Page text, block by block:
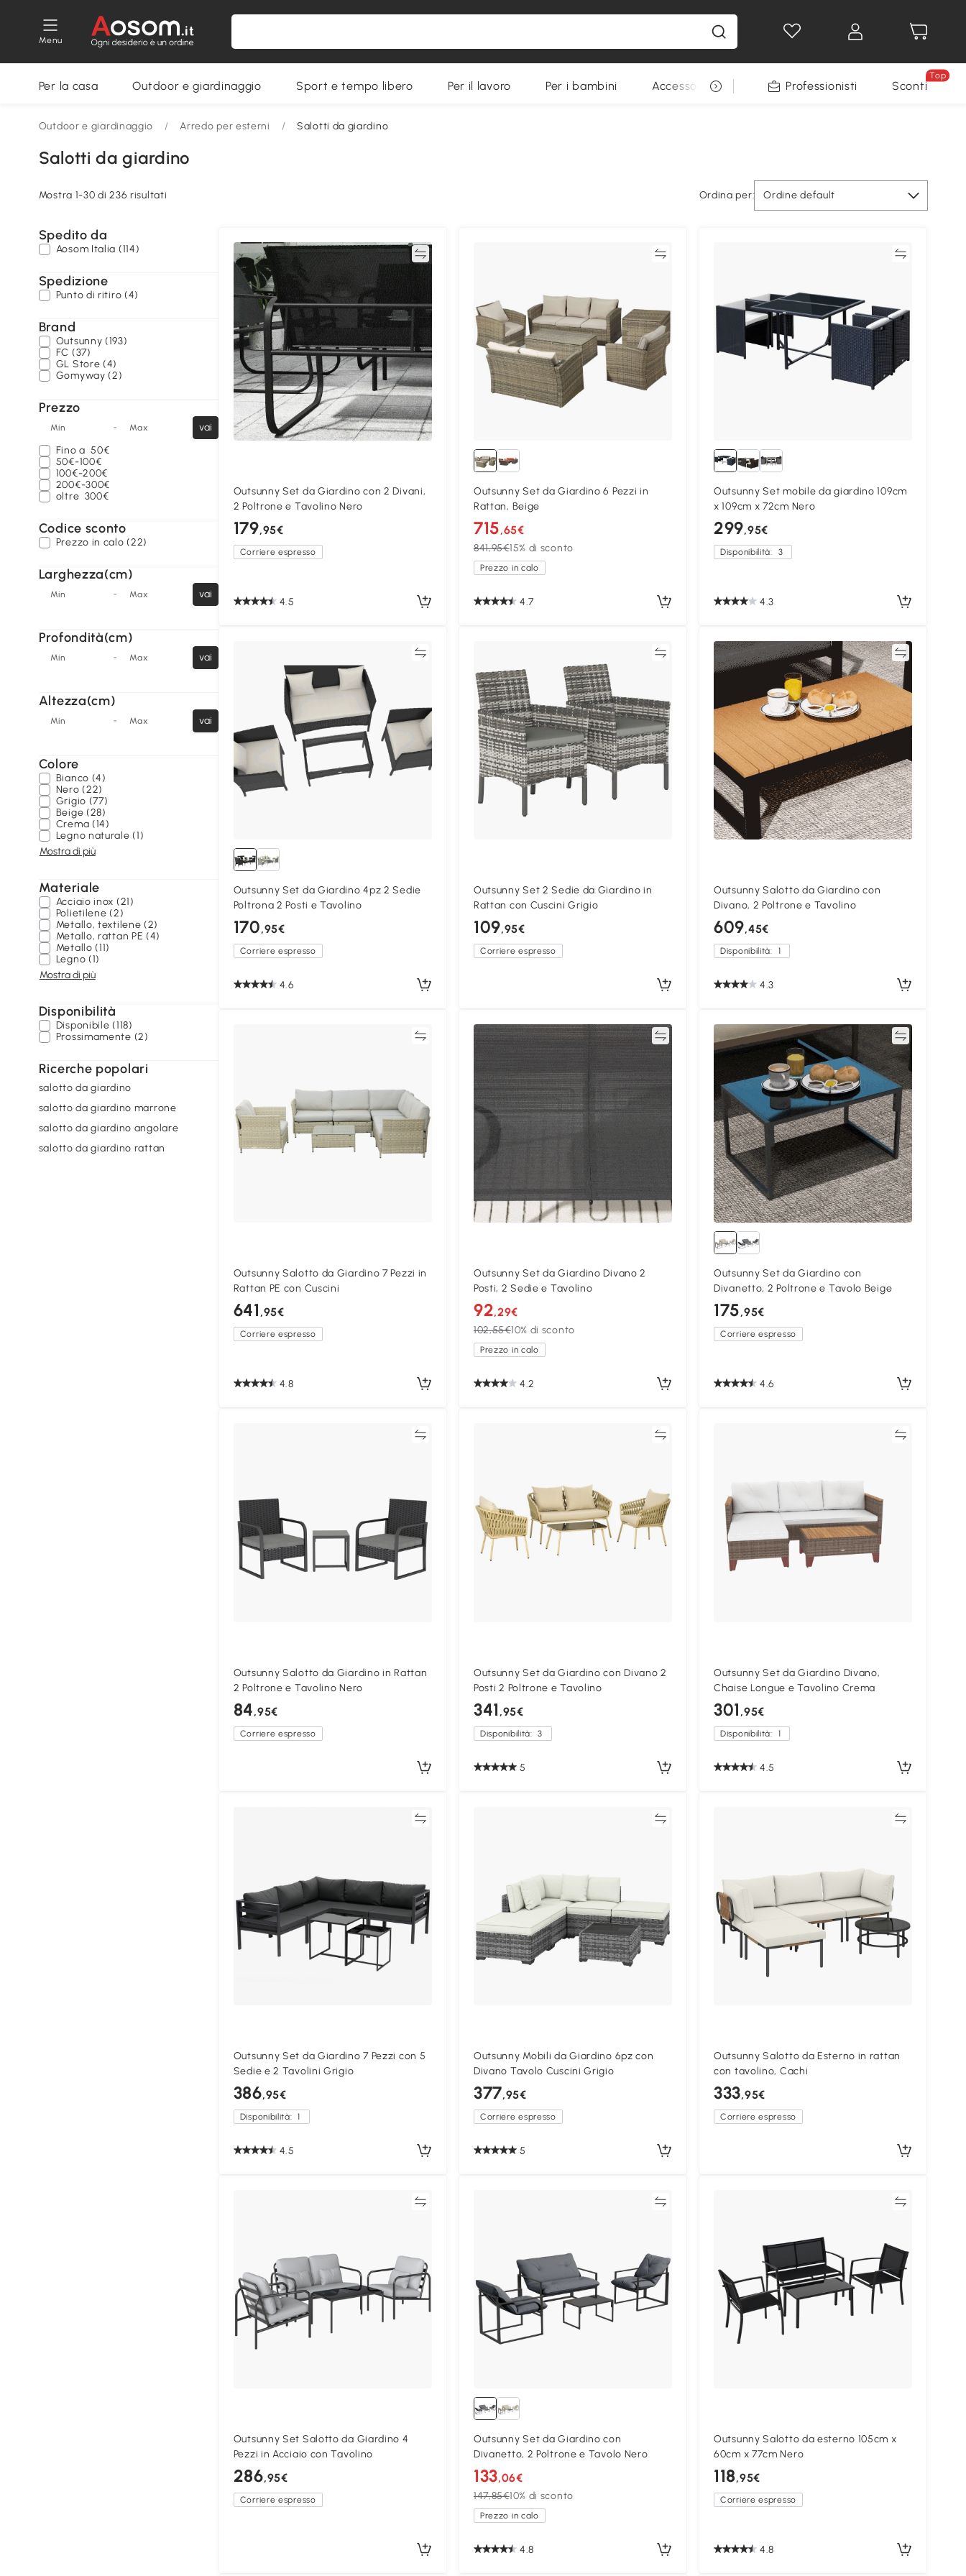
Menu
Per la casa Outdoor e giardinaggio Sport e tempo libero Per il lavoro Per i bambini Accessori per animali Professionisti Sconti
Top
Outdoor e giardinaggio / Arredo per esterni / Salotti da giardino
Salotti da giardino
Mostra 1-30 di 236 risultati Ordina per: Ordine default
Spedito da
Aosom Italia (114)
Spedizione
Punto di ritiro (4)
Brand
Outsunny (193)
FC (37)
GL Store (4)
Gomyway (2)
Prezzo
Min - Max
vai
Fino a50€
50€-100€
100€-200€
200€-300€
oltre 300€
Codice sconto
Prezzo in calo (22)
Larghezza(cm)
Min - Max vai
Profondità(cm)
Min - Max vai
Altezza(cm)
Min - Max vai
Colore
Bianco (4)
Nero (22)
Grigio (77)
Beige (28)
Crema (14)
Legno naturale (1)
Mostra di più
Materiale
Acciaio inox (21)
Polietilene (2)
Metallo, textilene (2)
Metallo, rattan PE (4)
Metallo (11)
Legno (1)
Mostra di più
Disponibilità
Disponibile (118)
Prossimamente (2)
Ricerche popolari
salotto da giardino
salotto da giardino marrone
salotto da giardino angolare
salotto da giardino rattan
Confronta
Outsunny Set da Giardino con 2 Divani,
2 Poltrone e Tavolino Nero
179,95€
Corriere espresso
4.5
Outsunny Set da Giardino 6 Pezzi in
Rattan, Beige
715,65€
841,95€15% di sconto
Prezzo in calo
4.7
Outsunny Set mobile da giardino 109cm
x 109cm x 72cm Nero
299,95€
Disponibilità: 3
4.3
Outsunny Set da Giardino 4pz 2 Sedie
Poltrona 2 Posti e Tavolino
170,95€
Corriere espresso
4.6
Outsunny Set 2 Sedie da Giardino in
Rattan con Cuscini Grigio
109,95€
Corriere espresso
Confronta
Outsunny Salotto da Giardino con
Divano, 2 Poltrone e Tavolino
609,45€
Disponibilità: 1
4.3
Outsunny Salotto da Giardino 7 Pezzi in
Rattan PE con Cuscini
641 ,95€
Corriere espresso
4.8
Confronta
Outsunny Set da Giardino Divano 2
Posti, 2 Sedie e Tavolino
92,29€
102,55€10% di sconto
Prezzo in calo
4.2
Confronta
Outsunny Set da Giardino con
Divanetto, 2 Poltrone e Tavolo Beige
175,95€
Corriere espresso
4.6
Outsunny Salotto da Giardino in Rattan
2 Poltrone e Tavolino Nero
84,95€
Corriere espresso
Outsunny Set da Giardino con Divano 2
Posti 2 Poltrone e Tavolino
341 ,95€
Disponibilità: 3
5
Outsunny Set da Giardino Divano,
Chaise Longue e Tavolino Crema
301 ,95€
Disponibilità: 1
4.5
Outsunny Set da Giardino 7 Pezzi con 5
Sedie e 2 Tavolini Grigio
386,95€
Disponibilità: 1
4.5
Outsunny Mobili da Giardino 6pz con
Divano Tavolo Cuscini Grigio
377,95€
Corriere espresso
5
Outsunny Salotto da Esterno in rattan
con tavolino, Cachi
333,95€
Corriere espresso
Outsunny Set Salotto da Giardino 4
Pezzi in Acciaio con Tavolino
286,95€
Corriere espresso
Outsunny Set da Giardino con
Divanetto, 2 Poltrone e Tavolo Nero
133,06€
147,85€10% di sconto
Prezzo in calo
4.8
Outsunny Salotto da esterno 105cm x
60cm x 77cm Nero
118,95€
Corriere espresso
4.8